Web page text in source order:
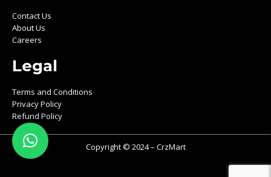
Contact Us
About Us
Careers
Legal
Terms and Conditions
Privacy Policy
Refund Policy
Copyright © 2024 – CrzMart